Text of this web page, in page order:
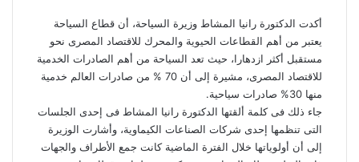
أكدت الدكتورة رانيا المشاط وزيرة السياحة، أن قطاع السياحة
يعتبر من أهم القطاعات الحيوية والمحرك للاقتصاد المصرى نحو
مستقبل أكثر ازدهارا، حيث تعد السياحة من أهم الصادرات الخدمية
للاقتصاد المصرى، مشيرة إلى أن 70 % من صادرات العالم خدمية
منها 30% صادرات سياحية.
جاء ذلك فى كلمة ألقتها الدكتورة رانيا المشاط فى إحدى الجلسات
التى تنظمها إحدى شركات الصناعات الكيماوية، وأشارت الوزيرة
إلى أن أولوياتها خلال الفترة الماضية كانت جمع الأطراف والجهات